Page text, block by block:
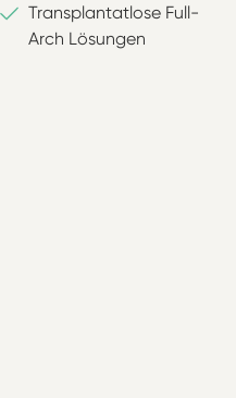
Transplantatlose Full-
Arch Lösungen